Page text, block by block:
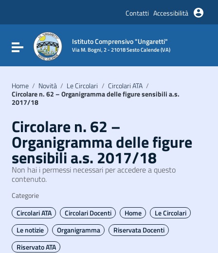
Vai al footer
Contatti Accessibilità
Attiva / disattiva la navigazione
Istituto Comprensivo "Ungaretti"
Via M. Bogni, 2 - 21018 Sesto Calende (VA)
Home / Novità / Le Circolari / Circolari ATA /
Circolare n. 62 – Organigramma delle figure sensibili a.s.
2017/18
Circolare n. 62 –
Organigramma delle figure
sensibili a.s. 2017/18
Non hai i permessi necessari per accedere a questo
contenuto.
Categorie
Circolari ATA
Circolari Docenti Home
Le Circolari
Le notizie
Organigramma
Riservata Docenti
Riservato ATA